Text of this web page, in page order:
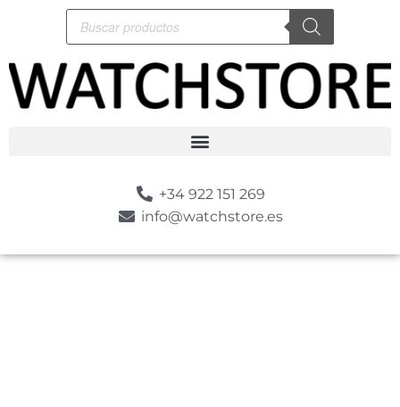
+34 922 151 269
info@watchstore.es